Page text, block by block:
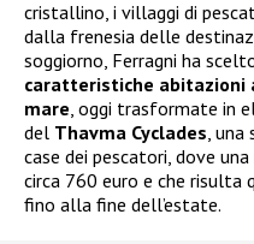
cristallino, i villaggi di
dalla frenesia delle
soggiorno, Ferragni ha
caratteristiche
mare, oggi trasformate in
del Thavma Cyclades,
case dei pescatori, dove
circa 760 euro e che
fino alla fine dell’estate.